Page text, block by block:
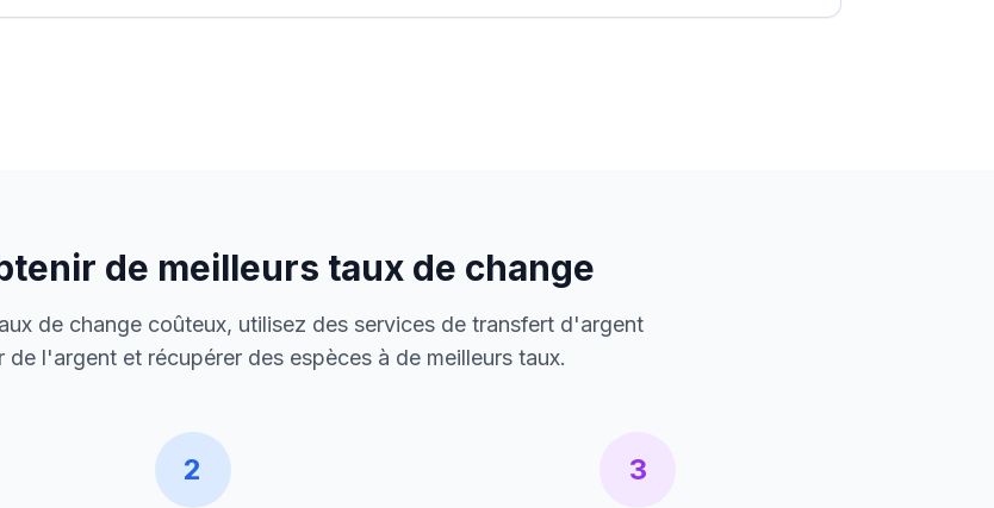
de meilleurs taux de change
de change coûteux, utilisez des services de transfert d'argent
de l'argent et récupérer des espèces à de meilleurs taux.
2 3